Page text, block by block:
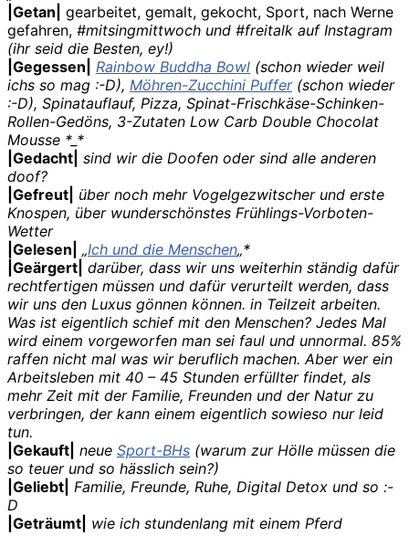
|Getan| gearbeitet, gemalt, gekocht, Sport, nach Werne
gefahren, #mitsingmittwoch und #freitalk auf Instagram
(ihr seid die Besten, ey!)
|Gegessen|
Rainbow Buddha Bowl (schon wieder weil
ichs so mag :-D), Möhren-Zucchini Puffer(schon wieder
:-D), Spinatauflauf, Pizza, Spinat-Frischkäse-Schinken-
Rollen-Gedöns, 3-Zutaten Low Carb Double Chocolat
Mousse *_*
|Gedacht| sind wir die Doofen oder sind alle anderen
doof?
|Gefreut| über noch mehr Vogelgezwitscher und erste
Knospen, über wunderschönstes Frühlings-Vorboten-
Wetter
|Gelesen| „Ich und die Menschen„*
|Geärgert| darüber, dass wir uns weiterhin ständig dafür
rechtfertigen müssen und dafür verurteilt werden, dass
wir uns den Luxus gönnen können. in Teilzeit arbeiten.
Was ist eigentlich schief mit den Menschen? Jedes Mal
wird einem vorgeworfen man sei faul und unnormal. 85%
raffen nicht mal was wir beruflich machen. Aber wer ein
Arbeitsleben mit 40 – 45 Stunden erfüllter findet, als
mehr Zeit mit der Familie, Freunden und der Natur zu
verbringen, der kann einem eigentlich sowieso nur leid
tun.
|Gekauft| neue Sport-BHs (warum zur Hölle müssen die
so teuer und so hässlich sein?)
|Geliebt| Familie, Freunde, Ruhe, Digital Detox und so :-
D
|Geträumt| wie ich stundenlang mit einem Pferd